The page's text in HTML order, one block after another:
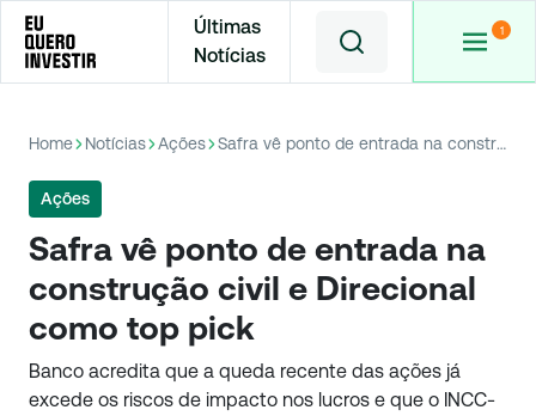
Últimas
Notícias
Home Notícias Ações Safra vê ponto de entrada na construção civil e Direcional como top pick
Ações
Safra vê ponto de entrada na
construção civil e Direcional
como top pick
Banco acredita que a queda recente das ações já
excede os riscos de impacto nos lucros e que o INCC-